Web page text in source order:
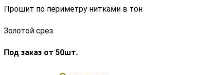
Прошит по периметру нитками в тон
Золотой срез.
Под заказ от 50шт.